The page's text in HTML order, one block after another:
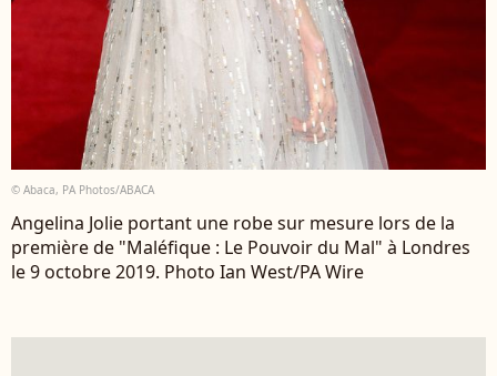
© Abaca, PA Photos/ABACA
Angelina Jolie portant une robe sur mesure lors de la
première de "Maléfique : Le Pouvoir du Mal" à Londres
le 9 octobre 2019. Photo Ian West/PA Wire